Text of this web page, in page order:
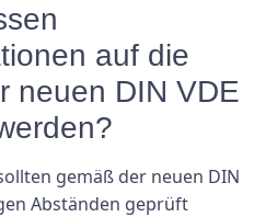
auf die
neuen DIN VDE
gemäß der neuen DIN
Abständen geprüft